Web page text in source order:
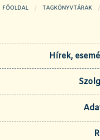
FŐOLDAL TAGKÖNYVTÁRAK
Hírek,